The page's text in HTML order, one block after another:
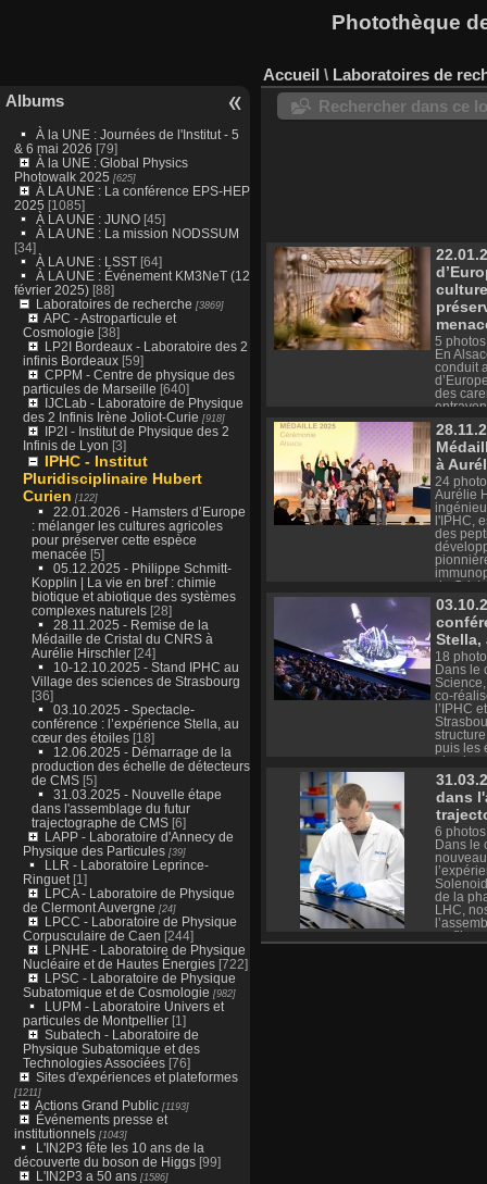
Photothèque
Albums
À la UNE : Journées de l'Institut - 5
& 6 mai 2026 [79]
À la UNE : Global Physics
Photowalk 2025 [625]
À LA UNE : La conférence EPS-HEP
2025 [1085]
À LA UNE : JUNO [45]
À LA UNE : La mission NODSSUM
[34]
À LA UNE : LSST[64]
À LA UNE : Événement KM3NeT (12
février 2025)[88]
Laboratoires de recherche [3869]
APC - Astroparticule et
Cosmologie [38]
LP2I Bordeaux - Laboratoire des 2
infinis Bordeaux[59]
CPPM - Centre de physique des
particules de Marseille [640]
IJCLab - Laboratoire de Physique
des 2 Infinis Irène Joliot-Curie [918]
IP2I - Institut de Physique des 2
Infinis de Lyon [3]
IPHC - Institut
Pluridisciplinaire Hubert
Curien [122]
22.01.2026 - Hamsters d’Europe
: mélanger les cultures agricoles
pour préserver cette espèce
menacée [5]
05.12.2025 - Philippe Schmitt-
Kopplin | La vie en bref : chimie
biotique et abiotique des systèmes
complexes naturels[28]
28.11.2025 - Remise de la
Médaille de Cristal du CNRS à
Aurélie Hirschler[24]
10-12.10.2025 - Stand IPHC au
Village des sciences de Strasbourg
[36]
03.10.2025 - Spectacle-
conférence : l’expérience Stella, au
cœur des étoiles[18]
12.06.2025 - Démarrage de la
production des échelle de détecteurs
de CMS[5]
31.03.2025 - Nouvelle étape
dans l'assemblage du futur
trajectographe de CMS[6]
LAPP - Laboratoire d'Annecy de
Physique des Particules[39]
LLR - Laboratoire Leprince-
Ringuet[1]
LPCA - Laboratoire de Physique
de Clermont Auvergne [24]
LPCC - Laboratoire de Physique
Corpusculaire de Caen [244]
LPNHE - Laboratoire de Physique
Nucléaire et de Hautes Énergies[722]
LPSC - Laboratoire de Physique
Subatomique et de Cosmologie [982]
LUPM - Laboratoire Univers et
particules de Montpellier[1]
Subatech - Laboratoire de
Physique Subatomique et des
Technologies Associées[76]
Sites d'expériences et plateformes
[1211]
Actions Grand Public[1193]
Événements presse et
institutionnels[1043]
L'IN2P3 fête les 10 ans de la
découverte du boson de Higgs[99]
L'IN2P3 a 50 ans[1586]
Accueil \ Laboratoires de
Rechercher dans ce
5 photos
En
conduit
des
Open
pourrait
viable,
rongeur
à
24
Aurélie
l'IPHC,
des
de
CNRS
les
service
18
Dans le
co-
l’IPHC
puis les
coeur
dans
6 photos
Dans le
de la
LHC,
en fibre